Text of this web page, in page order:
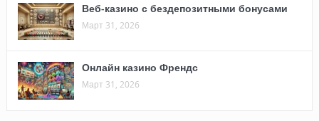
Веб-казино с бездепозитными бонусами
Март 31, 2026
Онлайн казино Френдс
Март 31, 2026